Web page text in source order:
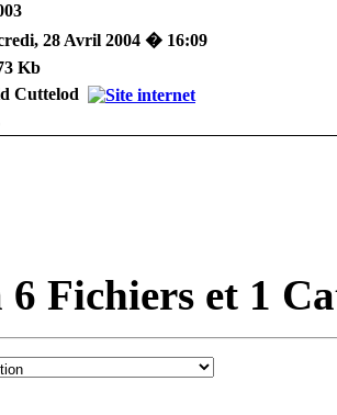
28 Avril 2004 � 16:09
Kb
Cuttelod
6 Fichiers et 1